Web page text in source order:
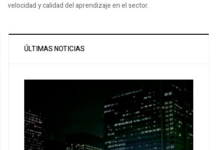
velocidad y calidad del aprendizaje en el sector.
ÚLTIMAS NOTICIAS